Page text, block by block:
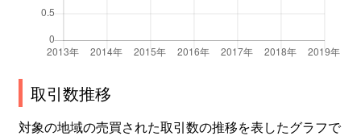
取引数推移
対象の地域の売買された取引数の推移を表したグラフで